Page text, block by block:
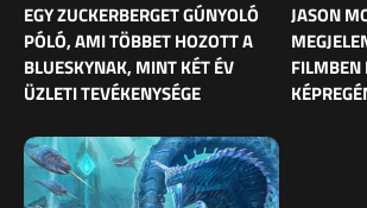
EGY ZUCKERBERGET GÚNYOLÓ
PÓLÓ, AMI TÖBBET HOZOTT A
BLUESKYNAK, MINT KÉT ÉV
ÜZLETI TEVÉKENYSÉGE
JASON
FILMBEN